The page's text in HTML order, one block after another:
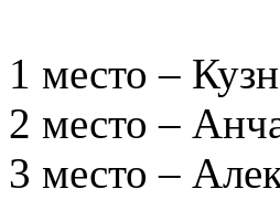
1 место –
2 место –
3 место –